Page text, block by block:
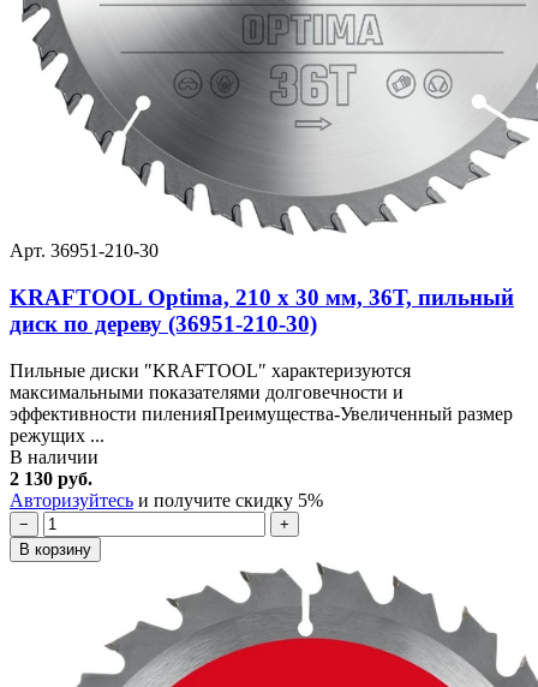
Арт. 36951-210-30
KRAFTOOL Optima, 210 х 30 мм, 36Т, пильный
диск по дереву (36951-210-30)
Пильные диски ″KRAFTOOL″ характеризуются
максимальными показателями долговечности и
эффективности пиленияПреимущества-Увеличенный размер
режущих ...
В наличии
2 130 руб.
Авторизуйтесь и получите скидку 5%
−
+
В корзину